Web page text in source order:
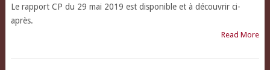
Le rapport CP du 29 mai 2019 est disponible et à découvrir ci-
après.
Read More